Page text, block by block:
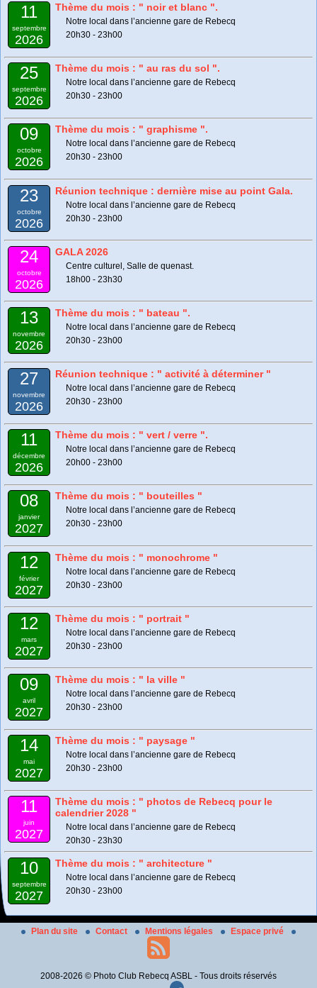
11
septembre
2026
Thème du mois : " noir et blanc ".
Notre local dans l’ancienne gare de Rebecq
20h30 - 23h00
25
septembre
2026
Thème du mois : " au ras du sol ".
Notre local dans l’ancienne gare de Rebecq
20h30 - 23h00
09
octobre
2026
Thème du mois : " graphisme ".
Notre local dans l’ancienne gare de Rebecq
20h30 - 23h00
23
octobre
2026
Réunion technique : dernière mise au point Gala.
Notre local dans l’ancienne gare de Rebecq
20h30 - 23h00
24
octobre
2026
GALA 2026
Centre culturel, Salle de quenast.
18h00 - 23h30
13
novembre
2026
Thème du mois : " bateau ".
Notre local dans l’ancienne gare de Rebecq
20h30 - 23h00
27
novembre
2026
Réunion technique : " activité à déterminer "
Notre local dans l’ancienne gare de Rebecq
20h30 - 23h00
11
décembre
2026
Thème du mois : " vert / verre ".
Notre local dans l’ancienne gare de Rebecq
20h00 - 23h00
08
janvier
2027
Thème du mois : " bouteilles "
Notre local dans l’ancienne gare de Rebecq
20h30 - 23h00
12
février
2027
Thème du mois : " monochrome "
Notre local dans l’ancienne gare de Rebecq
20h30 - 23h00
12
mars
2027
Thème du mois : " portrait "
Notre local dans l’ancienne gare de Rebecq
20h30 - 23h00
09
avril
2027
Thème du mois : " la ville "
Notre local dans l’ancienne gare de Rebecq
20h30 - 23h00
14
mai
2027
Thème du mois : " paysage "
Notre local dans l’ancienne gare de Rebecq
20h30 - 23h00
11
juin
2027
Thème du mois : " photos de Rebecq pour le
calendrier 2028 "
Notre local dans l’ancienne gare de Rebecq
20h30 - 23h30
10
septembre
2027
Thème du mois : " architecture "
Notre local dans l’ancienne gare de Rebecq
20h30 - 23h00
Plan du site Contact Mentions légales Espace privé
2008-2026 © Photo Club Rebecq ASBL - Tous droits réservés